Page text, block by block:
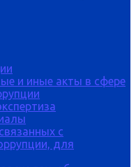
и иные акты в сфере
с
для